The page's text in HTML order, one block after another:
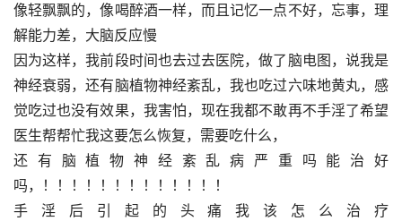
像轻飘飘的，像喝醉酒一样，而且记忆一点不好，忘事，理
解能力差，大脑反应慢
因为这样，我前段时间也去过去医院，做了脑电图，说我是
神经衰弱，还有脑植物神经紊乱，我也吃过六味地黄丸，感
觉吃过也没有效果，我害怕，现在我都不敢再不手淫了希望
医生帮帮忙我这要怎么恢复，需要吃什么，
还有脑植物神经紊乱病严重吗能治好
吗，！！！！！！！！！！！！！
手淫后引起的头痛我该怎么治疗